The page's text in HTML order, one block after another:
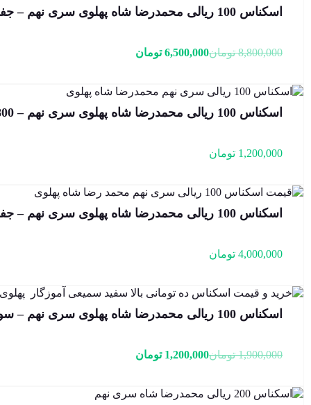
اسکناس 100 ریالی محمدرضا شاه پهلوی سری نهم – جفت سوپربانکی – 711758,9
8,800,000 تومان
قیمت
بود.
6,500,000 تومان
قیمت
اسکناس 100 ریالی محمدرضا شاه پهلوی سری نهم – 187/977800
1,200,000 تومان
اسکناس 100 ریالی محمدرضا شاه پهلوی سری نهم – جفت سوپر بانکی – 198/425597,8
4,000,000 تومان
اسکناس 100 ریالی محمدرضا شاه پهلوی سری نهم – سوپربانکی – 189030
1,900,000 تومان
قیمت
بود.
1,200,000 تومان
قیمت